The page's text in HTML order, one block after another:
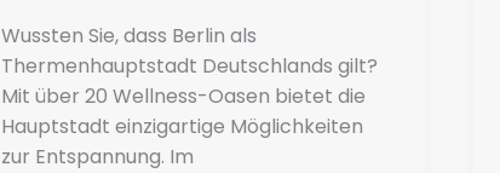
Wussten Sie, dass Berlin als
Thermenhauptstadt Deutschlands gilt?
Mit über 20 Wellness-Oasen bietet die
Hauptstadt einzigartige Möglichkeiten
zur Entspannung. Im